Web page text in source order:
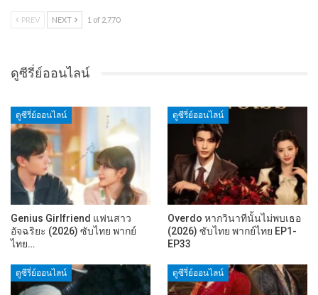
PREV NEXT 1 of 2,770
ดูซีรี่ย์ออนไลน์
ดูซีรี่ย์ออนไลน์
Genius Girlfriend แฟนสาว
อัจฉริยะ (2026) ซับไทย พากย์
ไทย…
ดูซีรี่ย์ออนไลน์
Overdo หากวินาทีนั้นไม่พบเธอ
(2026) ซับไทย พากย์ไทย EP1-
EP33
ดูซีรี่ย์ออนไลน์ ดูซีรี่ย์ออนไลน์